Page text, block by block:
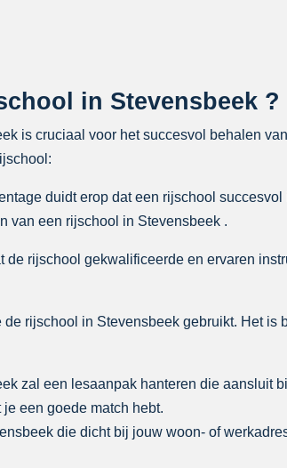
in Stevensbeek ?
is cruciaal voor het succesvol behalen
duidt erop dat een rijschool
van een rijschool in Stevensbeek .
de rijschool gekwalificeerde en ervaren
rijschool in Stevensbeek gebruikt. Het
zal een lesaanpak hanteren die aansluit
een goede match hebt.
die dicht bij jouw woon- of